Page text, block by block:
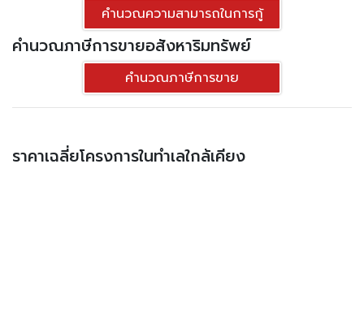
ดูทรัพย์
ขาย คอนโดมิเนียม ลุมพินี วิลล์ อ่อนนุช-
พัฒนาการ อาคาร D2 - ลุมพินี วิลล์ อ่อนนุช-
คำนวณความสามารถในการกู้
คำนวณภาษีการขายอสังหาริมทรัพย์
คำนวณภาษีการขาย
ราคาเฉลี่ยโครงการในทำเลใกล้เคียง